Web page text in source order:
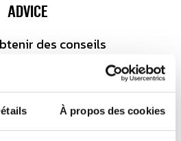
À propos des cookies
ADVICE
des conseils
ou des informations sur
peut-il rendre visite à
plus d’informations ?